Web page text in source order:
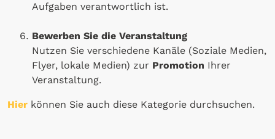
Aufgaben verantwortlich ist.
Bewerben Sie die Veranstaltung
Nutzen Sie verschiedene Kanäle (Soziale Medien,
Flyer, lokale Medien) zur Promotion Ihrer
Veranstaltung.
Hier können Sie auch diese Kategorie durchsuchen.